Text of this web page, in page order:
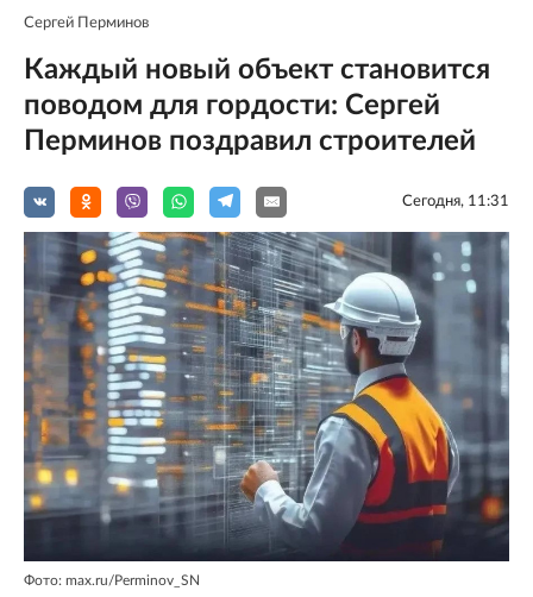
Сергей Перминов
Каждый новый объект становится
поводом для гордости: Сергей
Перминов поздравил строителей
Сегодня, 11:31
Фото: max.ru/Perminov_SN